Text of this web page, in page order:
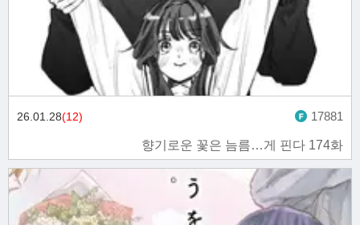
향기로운 꽃은 늠름…게 핀다 174화
26.01.28(12) 17881